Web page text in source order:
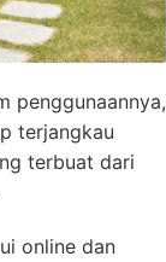
penggunaannya,
terjangkau
terbuat dari
online dan